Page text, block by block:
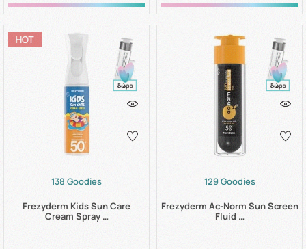
138 Goodies
Frezyderm Kids Sun Care
Cream Spray …
129 Goodies
Frezyderm Ac-Norm Sun Screen
Fluid …